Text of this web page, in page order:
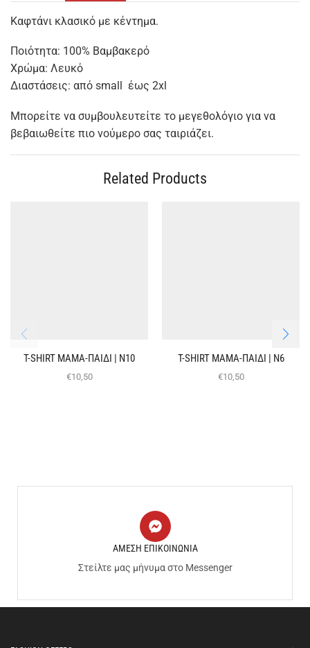
Καφτάνι κλασικό με κέντημα.
Ποιότητα: 100% Βαμβακερό
Χρώμα: Λευκό
Διαστάσεις: από small έως 2xl
Μπορείτε να συμβουλευτείτε το μεγεθολόγιο για να
βεβαιωθείτε πιο νούμερο σας ταιριάζει.
Related Products
T-SHIRT ΜΑΜΑ-ΠΑΙΔΙ | Ν10
€10,50
T-SHIRT ΜΑΜΑ-ΠΑΙΔΙ | Ν6
€10,50
ΑΜΕΣΗ ΕΠΙΚΟΙΝΩΝΙΑ
Στείλτε μας μήνυμα στο Messenger